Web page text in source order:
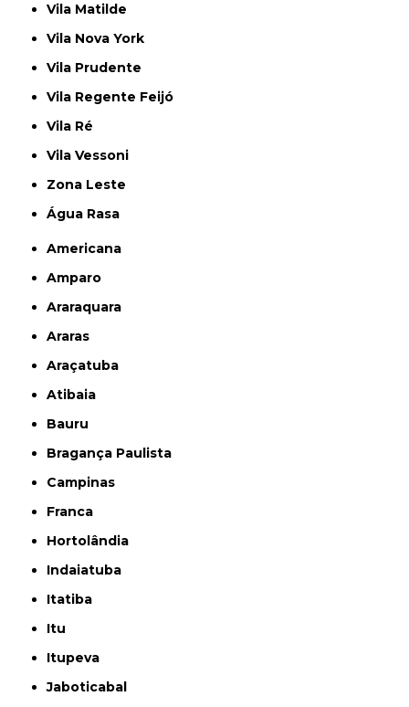
Vila Matilde
Vila Nova York
Vila Prudente
Vila Regente Feijó
Vila Ré
Vila Vessoni
Zona Leste
Água Rasa
Americana
Amparo
Araraquara
Araras
Araçatuba
Atibaia
Bauru
Bragança Paulista
Campinas
Franca
Hortolândia
Indaiatuba
Itatiba
Itu
Itupeva
Jaboticabal